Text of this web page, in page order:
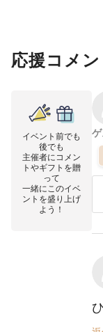
応援コメ
イベント前でも
後でも
主催者にコメン
トやギフトを贈
って
一緒にこのイベ
ントを盛り上げ
よう！